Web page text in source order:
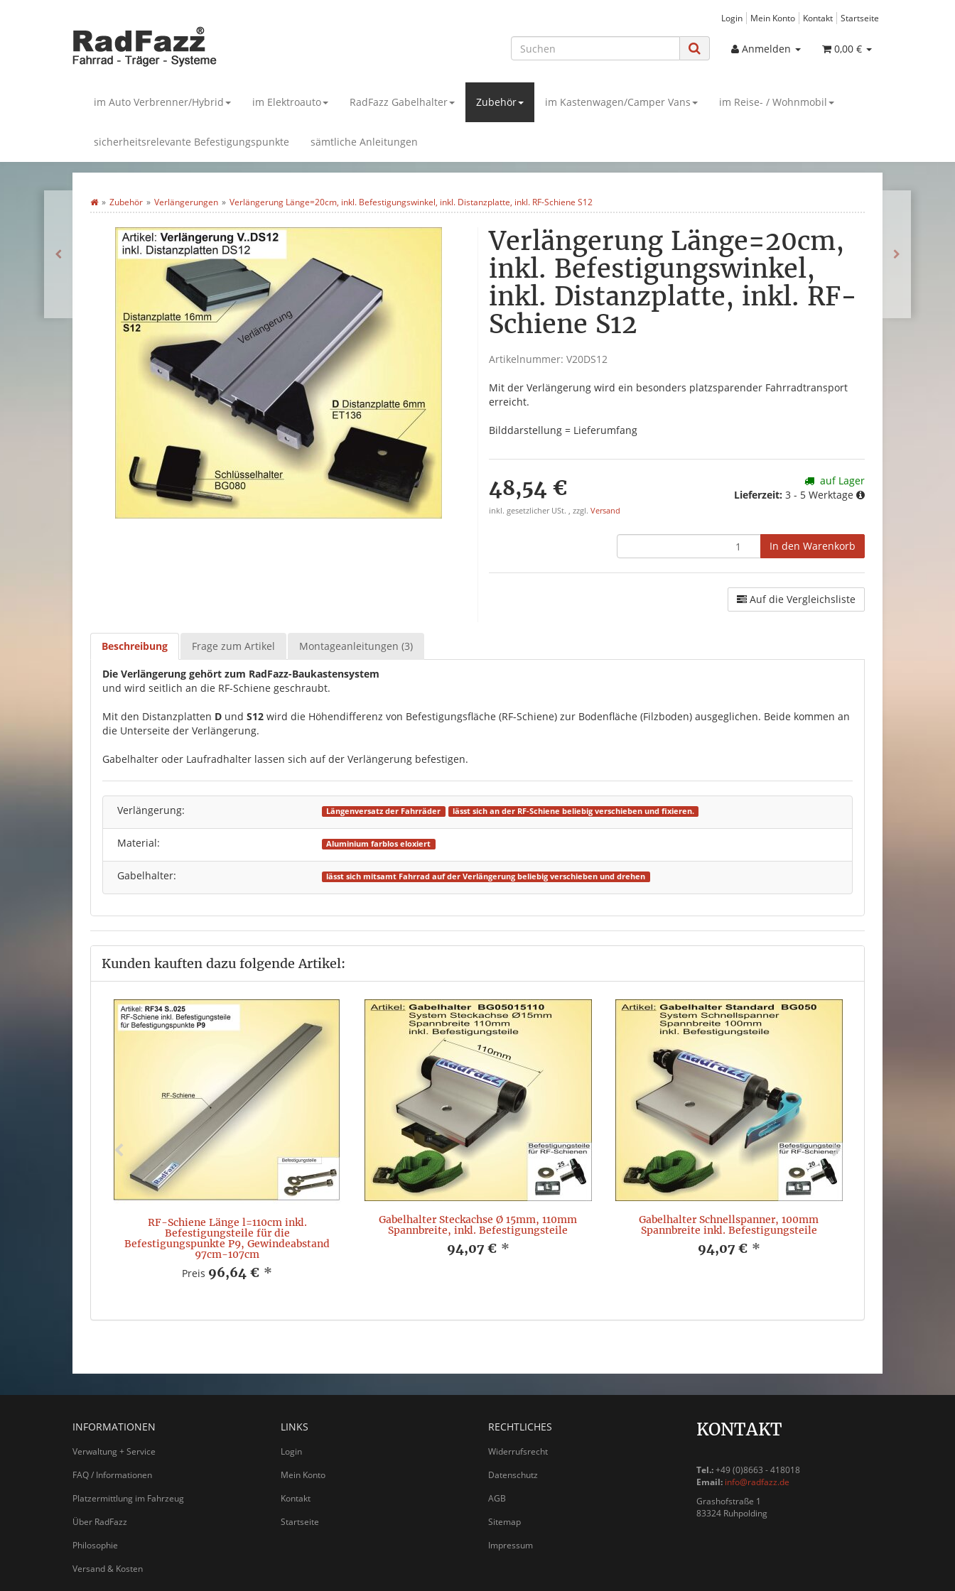
Login Mein Konto Kontakt Startseite
Anmelden 0,00 €
im Auto Verbrenner/Hybrid im Elektroauto RadFazz Gabelhalter Zubehör im Kastenwagen/Camper Vans im Reise- / Wohnmobil
sicherheitsrelevante Befestigungspunkte sämtliche Anleitungen
Zubehör Verlängerungen Verlängerung Länge=20cm, inkl. Befestigungswinkel, inkl. Distanzplatte, inkl. RF-Schiene S12
Verlängerung Länge=20cm,
inkl. Befestigungswinkel,
inkl. Distanzplatte, inkl. RF-
Schiene S12
Artikelnummer: V20DS12
Mit der Verlängerung wird ein besonders platzsparender Fahrradtransport
erreicht.
Bilddarstellung = Lieferumfang
48,54 €
inkl. gesetzlicher USt. , zzgl. Versand
auf Lager
Lieferzeit: 3 - 5 Werktage
In den Warenkorb
Auf die Vergleichsliste
Beschreibung Frage zum Artikel Montageanleitungen (3)
Die Verlängerung gehört zum RadFazz-Baukastensystem
und wird seitlich an die RF-Schiene geschraubt.
Mit den Distanzplatten D und S12 wird die Höhendifferenz von Befestigungsfläche (RF-Schiene) zur Bodenfläche (Filzboden) ausgeglichen. Beide kommen an
die Unterseite der Verlängerung.
Gabelhalter oder Laufradhalter lassen sich auf der Verlängerung befestigen.
Verlängerung: Längenversatz der Fahrräder lässt sich an der RF-Schiene beliebig verschieben und fixieren.
Material: Aluminium farblos eloxiert
Gabelhalter: lässt sich mitsamt Fahrrad auf der Verlängerung beliebig verschieben und drehen
Kunden kauften dazu folgende Artikel:
RF-Schiene Länge l=110cm inkl.
Befestigungsteile für die
Befestigungspunkte P9, Gewindeabstand
97cm-107cm
Preis 96,64 € *
Gabelhalter Steckachse Ø 15mm, 110mm
Spannbreite, inkl. Befestigungsteile
94,07 € *
Gabelhalter Schnellspanner, 100mm
Spannbreite inkl. Befestigungsteile
94,07 € *
INFORMATIONEN
Verwaltung + Service
FAQ / Informationen
Platzermittlung im Fahrzeug
Über RadFazz
Philosophie
Versand & Kosten
LINKS
Login
Mein Konto
Kontakt
Startseite
RECHTLICHES
Widerrufsrecht
Datenschutz
AGB
Sitemap
Impressum
KONTAKT
Tel.:+49 (0)8663 - 418018
Email: info@radfazz.de
Grashofstraße 1
83324 Ruhpolding